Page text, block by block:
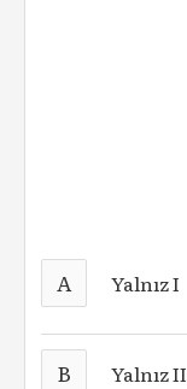
A Yalnız I
B Yalnız II